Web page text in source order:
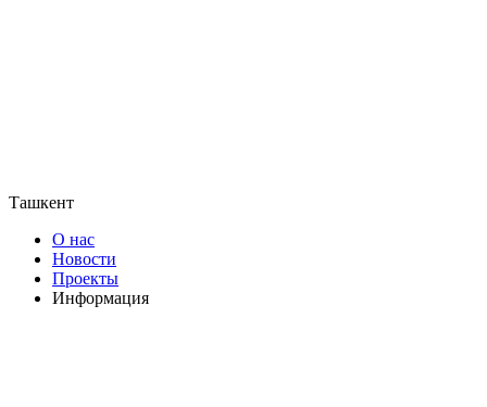
Ташкент
О нас
Новости
Проекты
Информация